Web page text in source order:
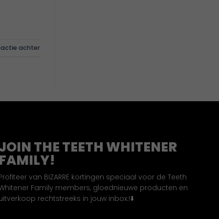
achter
THE TEETH WHITENER
FAMILY!
van BIZARRE kortingen speciaal voor de Teeth
Family members, gloednieuwe producten en
rechtstreeks in jouw inbox.!⬇️